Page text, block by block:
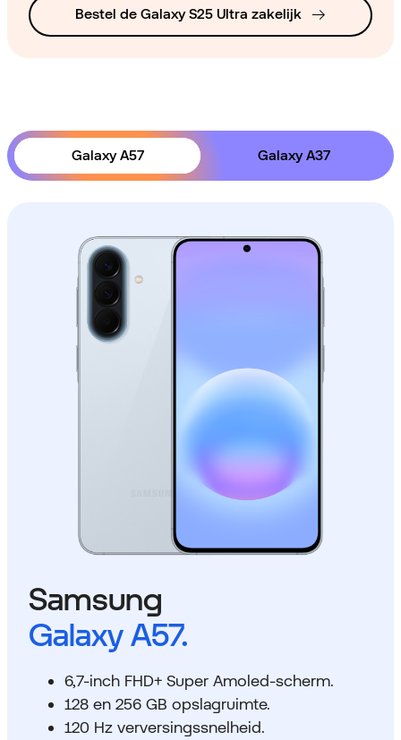
Bestel de Galaxy S25 Ultra zakelijk
Galaxy A57 Galaxy A37
Samsung
Galaxy A57.
6,7-inch FHD+ Super Amoled-scherm.
128 en 256 GB opslagruimte.
120 Hz verversingssnelheid.